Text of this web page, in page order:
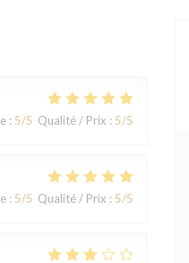
: 5/5 Qualité / Prix : 5/5
: 5/5 Qualité / Prix : 5/5